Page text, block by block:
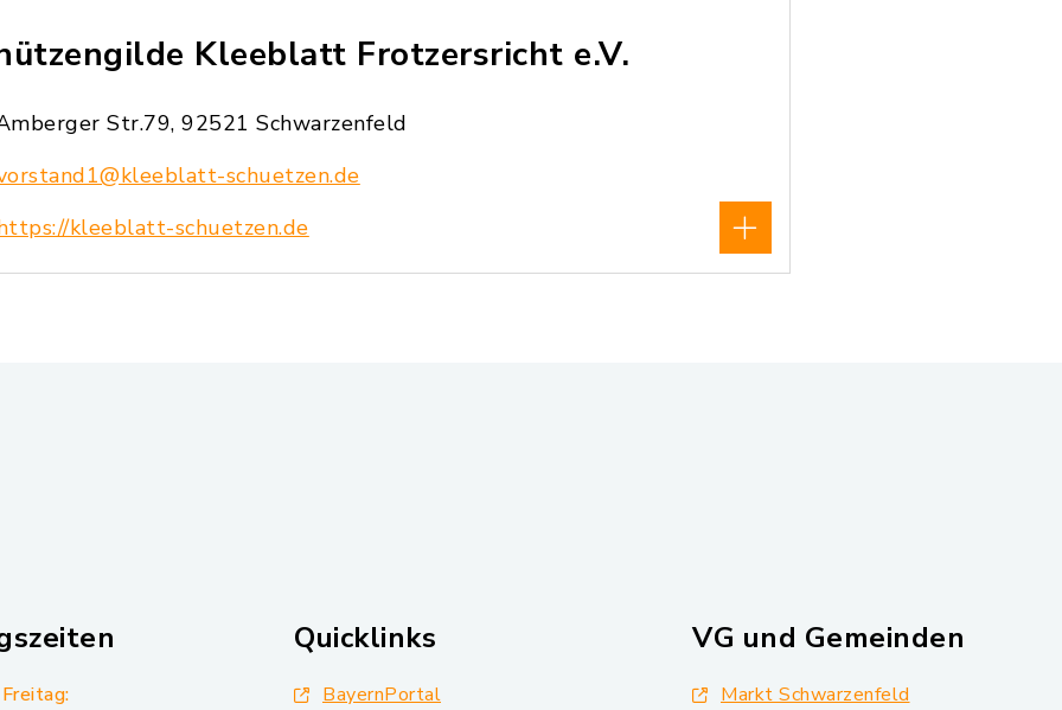
Kleeblatt Frotzersricht e.V.
Str.79, 92521 Schwarzenfeld
schuetzen.de
kleeblatt-schuetzen.de
Quicklinks
BayernPortal
VG und Gemeinden
Markt Schwarzenfeld